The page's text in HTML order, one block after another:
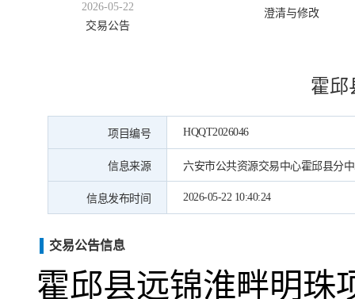
2026-05-22
交易公告
澄清与修改
霍邱
项目编号 HQQT2026046
信息来源 六安市公共资源交易中心霍邱县分
信息发布时间 2026-05-22 10:40:24
交易公告信息
霍邱县远锦淮畔明珠